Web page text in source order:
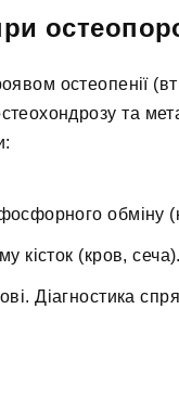
остеопенії
та
обміну
кісток (кров, сеча).
Діагностика